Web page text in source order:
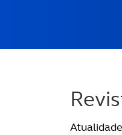
Atualidade